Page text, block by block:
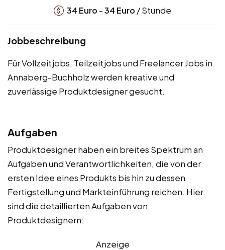
34 Euro -34 Euro / Stunde
Jobbeschreibung
Für Vollzeitjobs, Teilzeitjobs und Freelancer Jobs in
Annaberg-Buchholz werden kreative und
zuverlässige Produktdesigner gesucht.
Aufgaben
Produktdesigner haben ein breites Spektrum an
Aufgaben und Verantwortlichkeiten, die von der
ersten Idee eines Produkts bis hin zu dessen
Fertigstellung und Markteinführung reichen. Hier
sind die detaillierten Aufgaben von
Produktdesignern:
Anzeige